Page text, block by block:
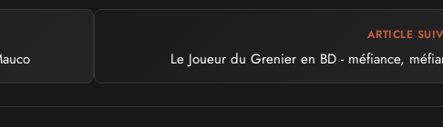
ARTICLE
Le Joueur du Grenier en BD - méfiance,